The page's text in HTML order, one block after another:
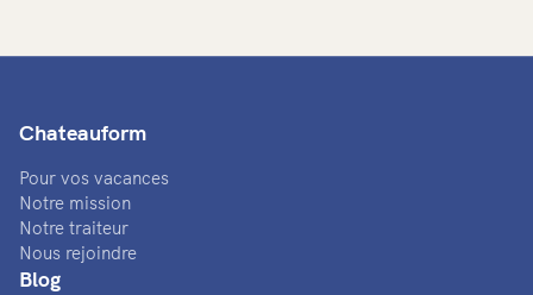
Chateauform
Pour vos vacances
Notre mission
Notre traiteur
Nous rejoindre
Blog